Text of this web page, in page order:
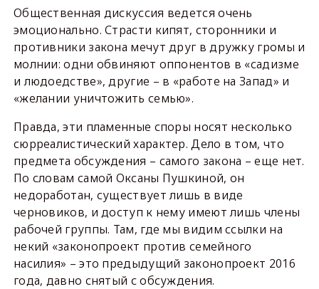
Общественная дискуссия ведется очень
эмоционально. Страсти кипят, сторонники и
противники закона мечут друг в дружку громы и
молнии: одни обвиняют оппонентов в «садизме
и людоедстве», другие – в «работе на Запад» и
«желании уничтожить семью».
Правда, эти пламенные споры носят несколько
сюрреалистический характер. Дело в том, что
предмета обсуждения – самого закона – еще нет.
По словам самой Оксаны Пушкиной, он
недоработан, существует лишь в виде
черновиков, и доступ к нему имеют лишь члены
рабочей группы. Там, где мы видим ссылки на
некий «законопроект против семейного
насилия» – это предыдущий законопроект 2016
года, давно снятый с обсуждения.